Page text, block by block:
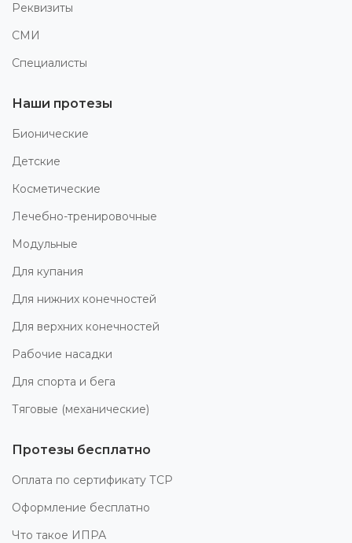
Реквизиты
СМИ
Специалисты
Наши протезы
Бионические
Детские
Косметические
Лечебно-тренировочные
Модульные
Для купания
Для нижних конечностей
Для верхних конечностей
Рабочие насадки
Для спорта и бега
Тяговые (механические)
Протезы бесплатно
Оплата по сертификату ТСР
Оформление бесплатно
Что такое ИПРА